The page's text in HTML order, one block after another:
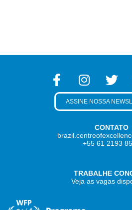
CONTATO
+55 61 2193
TRABALHE
Veja as vagas
ASSINE NOSSA